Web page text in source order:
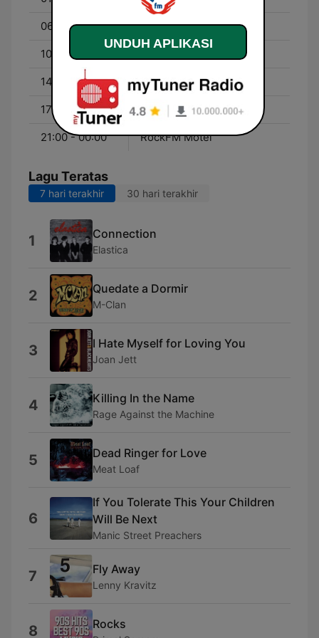
06:00 - 10:00 El Pirata y su banda
10:00 - 14:30
14:30 - 17:00 Diego Cardeña
17:00 - 21:00 Raúl Carnicero
21:00 - 00:00 RockFM Motel
Lagu Teratas
7 hari terakhir 30 hari terakhir
1 Connection
Elastica
2 Quedate a Dormir
M-Clan
3 I Hate Myself for Loving You
Joan Jett
4 Killing In the Name
Rage Against the Machine
5 Dead Ringer for Love
Meat Loaf
6
If You Tolerate This Your Children
Will Be Next
Manic Street Preachers
7 Fly Away
Lenny Kravitz
8 Rocks
UNDUH APLIKASI